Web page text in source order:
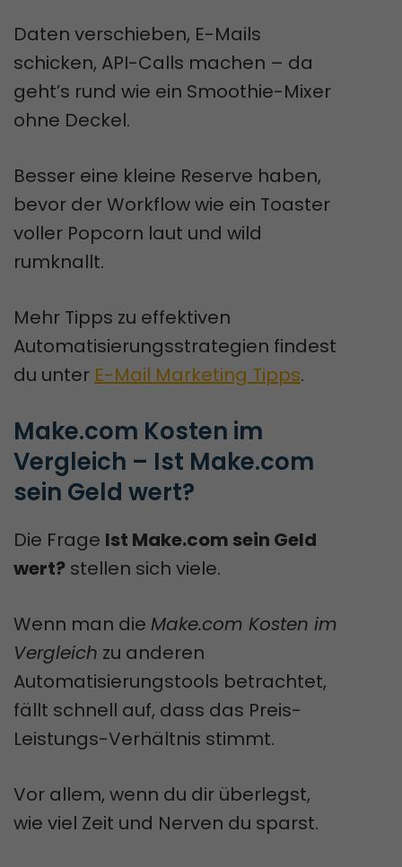
Daten verschieben, E-Mails
schicken, API-Calls machen – da
geht’s rund wie ein Smoothie-Mixer
ohne Deckel.
Besser eine kleine Reserve haben,
bevor der Workflow wie ein Toaster
voller Popcorn laut und wild
rumknallt.
Mehr Tipps zu effektiven
Automatisierungsstrategien findest
du unter E-Mail Marketing Tipps.
Make.com Kosten im
Vergleich – Ist Make.com
sein Geld wert?
Die Frage Ist Make.com sein Geld
wert? stellen sich viele.
Wenn man die Make.com Kosten im
Vergleich zu anderen
Automatisierungstools betrachtet,
fällt schnell auf, dass das Preis-
Leistungs-Verhältnis stimmt.
Vor allem, wenn du dir überlegst,
wie viel Zeit und Nerven du sparst.